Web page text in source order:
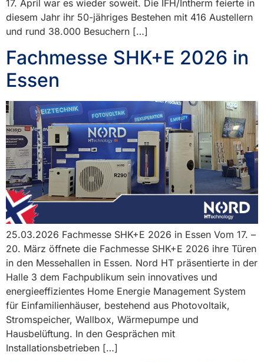
17. April war es wieder soweit. Die IFH/Intherm feierte in
diesem Jahr ihr 50-jähriges Bestehen mit 416 Austellern
und rund 38.000 Besuchern […]
Fachmesse SHK+E 2026 in
Essen
25.03.2026 Fachmesse SHK+E 2026 in Essen Vom 17. –
20. März öffnete die Fachmesse SHK+E 2026 ihre Türen
in den Messehallen in Essen. Nord HT präsentierte in der
Halle 3 dem Fachpublikum sein innovatives und
energieeffizientes Home Energie Management System
für Einfamilienhäuser, bestehend aus Photovoltaik,
Stromspeicher, Wallbox, Wärmepumpe und
Hausbelüftung. In den Gesprächen mit
Installationsbetrieben […]